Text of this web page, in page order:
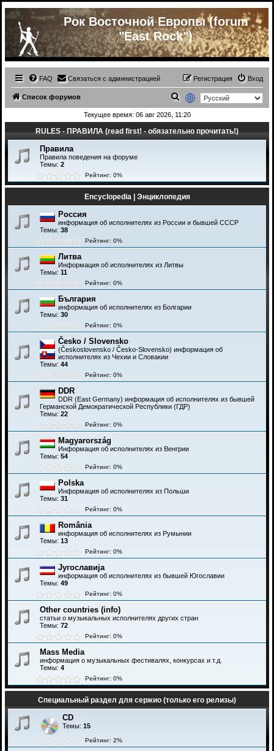
Рок Восточной Европы (forum
"East Rock")
FAQ Связаться с администрацией Вход
Регистрация
Список форумов
с
Текущее время: 06 авг 2026, 11:20
RULES - ПРАВИЛА (read first! - обязательно прочитать!)
Правила
Правила поведения на форуме
Темы: 2
Рейтинг: 0%
Encyclopedia | Энциклопедия
Россия
информация об исполнителях из России и бывшей СССР
Темы: 38
Рейтинг: 0%
Литва
Информация об исполнителях из Литвы
Темы: 11
Рейтинг: 0%
България
информация об исполнителях из Болгарии
Темы: 30
Рейтинг: 0%
Česko / Slovensko
(Československo / Česko-Slovensko) информация об
исполнителях из Чехии и Словакии
Темы: 44
Рейтинг: 0%
DDR
DDR (East Germany) информация об исполнителях из бывшей
Германской Демократической Республики (ГДР)
Темы: 22
Рейтинг: 0%
Magyarország
Информация об исполнителях из Венгрии
Темы: 54
Рейтинг: 0%
Polska
Информация об исполнителях из Польши
Темы: 31
Рейтинг: 0%
România
информация об исполнителях из Румынии
Темы: 13
Рейтинг: 0%
Југославија
информация об исполнителях из бывшей Югославии
Темы: 49
Рейтинг: 0%
Other countries (info)
статьи о музыкальных исполнителях других стран
Темы: 72
Рейтинг: 0%
Mass Media
информация о музыкальных фестивалях, конкурсах и т.д.
Темы: 4
Рейтинг: 0%
Специальный раздел для сержио (только его релизы)
CD
Темы: 15
Рейтинг: 2%